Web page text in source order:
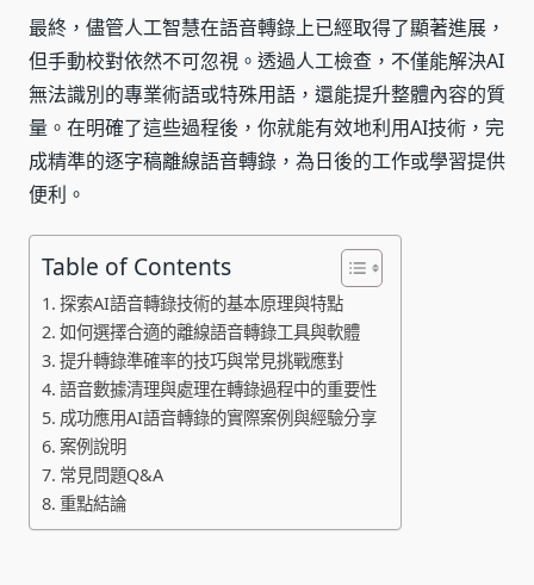
最終，儘管人工智慧在語音轉錄上已經取得了顯著進展，
但手動校對依然不可忽視。透過人工檢查，不僅能解決AI
無法識別的專業術語或特殊用語，還能提升整體內容的質
量。在明確了這些過程後，你就能有效地利用AI技術，完
成精準的逐字稿離線語音轉錄，為日後的工作或學習提供
便利。
Table of Contents
探索AI語音轉錄技術的基本原理與特點
如何選擇合適的離線語音轉錄工具與軟體
提升轉錄準確率的技巧與常見挑戰應對
語音數據清理與處理在轉錄過程中的重要性
成功應用AI語音轉錄的實際案例與經驗分享
案例說明
常見問題Q&A
重點結論